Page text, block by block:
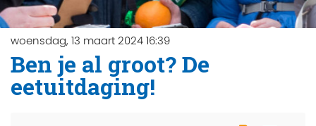
woensdag, 13 maart 2024 16:39
Ben je al groot? De
eetuitdaging!